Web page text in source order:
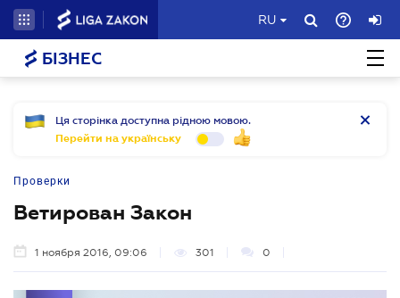
RU
БІЗНЕС
Ця сторінка доступна рідною мовою.
Перейти на українську
Проверки
Ветирован Закон
1 ноября 2016, 09:06 301 0